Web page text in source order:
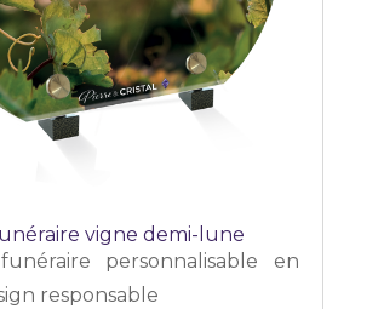
vigne demi-lune
personnalisable en
responsable